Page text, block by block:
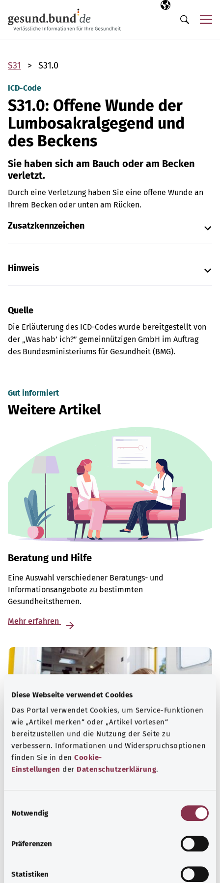
Diese Webseite verwendet Cookies
Das Portal verwendet Cookies, um Service-Funktionen
wie „Artikel merken“ oder „Artikel vorlesen“
bereitzustellen und die Nutzung der Seite zu
verbessern. Informationen und Widerspruchsoptionen
finden Sie in den Cookie-
Einstellungen der Datenschutzerklärung.
Notwendig
Präferenzen
Statistiken
Ausgewählte
DE
Suche
S31 S31.0
ICD-Code
S31.0: Offene Wunde der
Lumbosakralgegend und
des Beckens
Sie haben sich am Bauch oder am Becken
verletzt.
Durch eine Verletzung haben Sie eine offene Wunde an
Ihrem Becken oder unten am Rücken.
Zusatzkennzeichen
Hinweis
Quelle
Die Erläuterung des ICD-Codes wurde bereitgestellt von
der „Was hab’ ich?” gemeinnützigen GmbH im Auftrag
des Bundesministeriums für Gesundheit (BMG).
Gut informiert
Weitere Artikel
Beratung und Hilfe
Eine Auswahl verschiedener Beratungs- und
Informationsangebote zu bestimmten
Gesundheitsthemen.
Mehr erfahren
bei dringenden gesundheitlichen Problemen, akuten
Mehr erfahren